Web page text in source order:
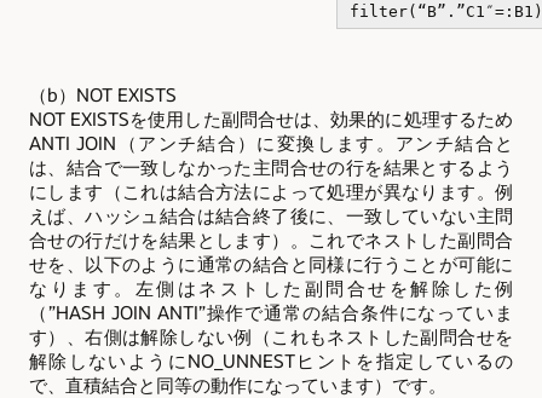
filter(“B”.”C1″=:B1)
（b）NOT EXISTS
NOT EXISTSを使用した副問合せは、効果的に処理するため
ANTI JOIN（アンチ結合）に変換します。アンチ結合と
は、結合で一致しなかった主問合せの行を結果とするよう
にします（これは結合方法によって処理が異なります。例
えば、ハッシュ結合は結合終了後に、一致していない主問
合せの行だけを結果とします）。これでネストした副問合
せを、以下のように通常の結合と同様に行うことが可能に
なります。左側はネストした副問合せを解除した例
（”HASH JOIN ANTI”操作で通常の結合条件になっていま
す）、右側は解除しない例（これもネストした副問合せを
解除しないようにNO_UNNESTヒントを指定しているの
で、直積結合と同等の動作になっています）です。